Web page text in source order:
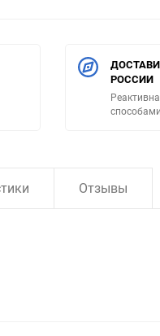
РОССИИ
способами
Отзывы